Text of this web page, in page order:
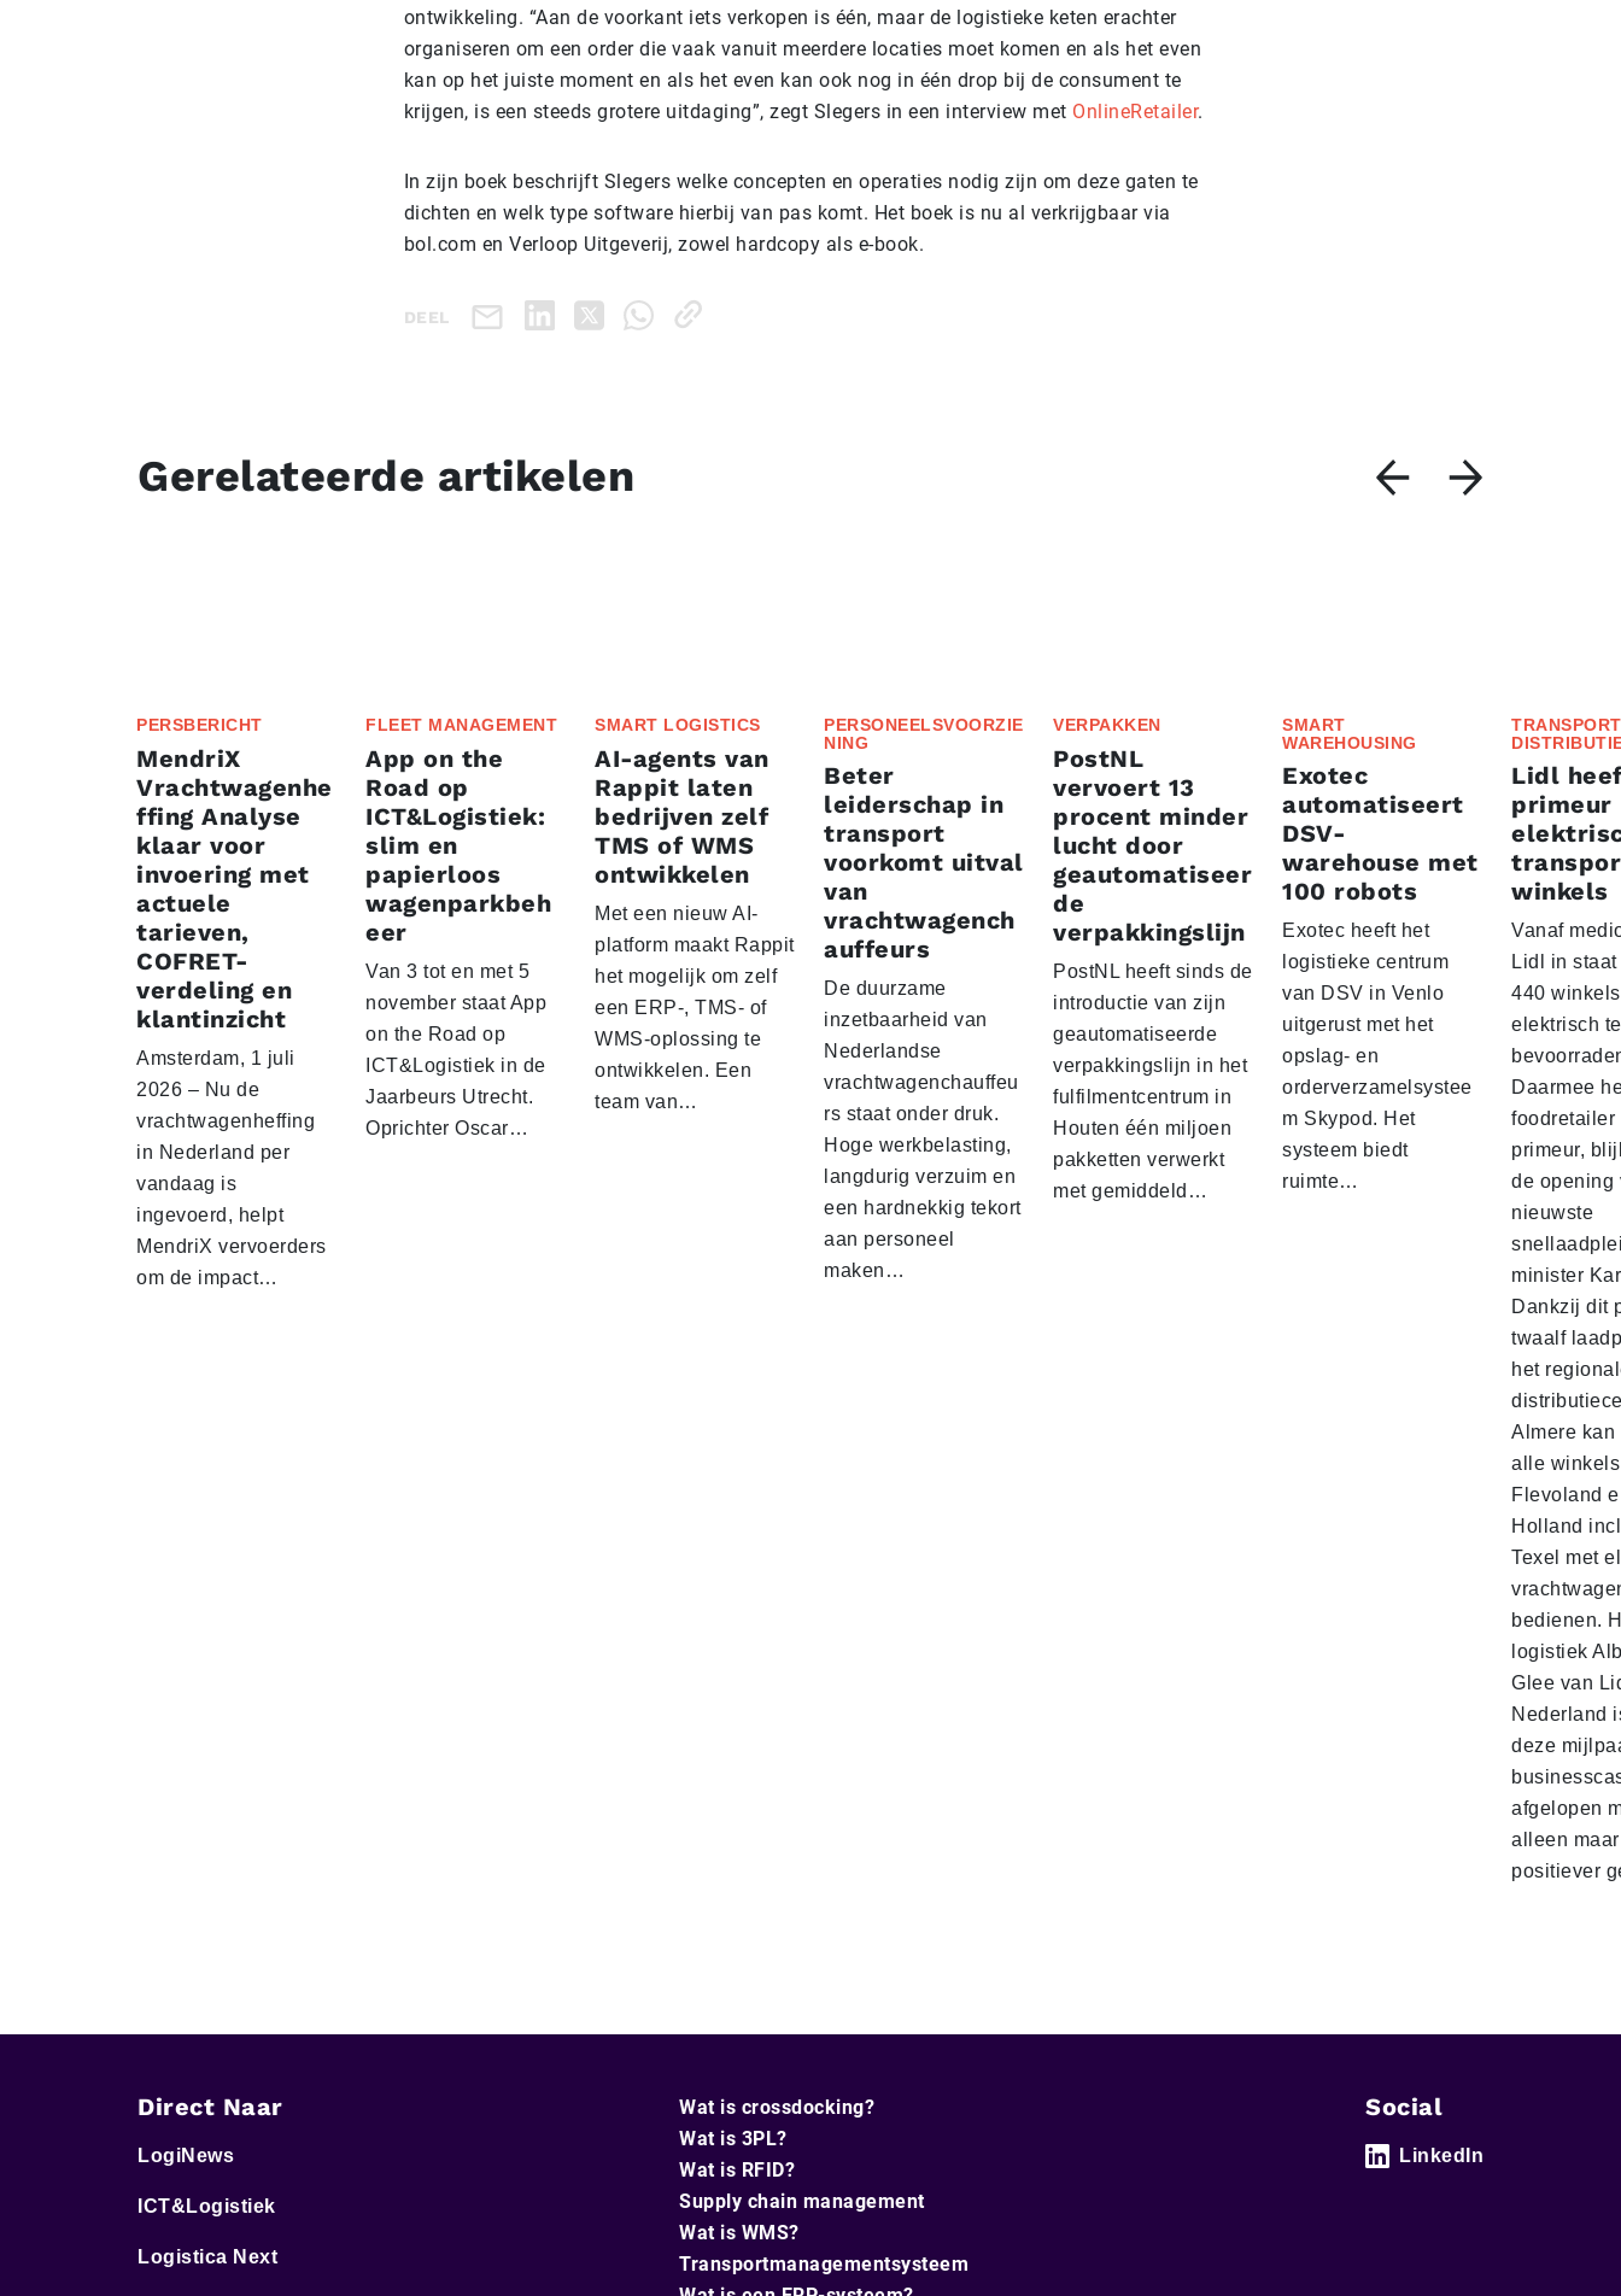
ontwikkeling. “Aan de voorkant iets verkopen is één, maar de logistieke keten erachter
organiseren om een order die vaak vanuit meerdere locaties moet komen en als het even
kan op het juiste moment en als het even kan ook nog in één drop bij de consument te
krijgen, is een steeds grotere uitdaging”, zegt Slegers in een interview met OnlineRetailer.
In zijn boek beschrijft Slegers welke concepten en operaties nodig zijn om deze gaten te
dichten en welk type software hierbij van pas komt. Het boek is nu al verkrijgbaar via
bol.com en Verloop Uitgeverij, zowel hardcopy als e-book.
DEEL
Gerelateerde artikelen
PERSBERICHT
MendriX
Vrachtwagenhe
ffing Analyse
klaar voor
invoering met
actuele
tarieven,
COFRET-
verdeling en
klantinzicht
Amsterdam, 1 juli
2026 – Nu de
vrachtwagenheffing
in Nederland per
vandaag is
ingevoerd, helpt
MendriX vervoerders
om de impact…
FLEET MANAGEMENT
App on the
Road op
ICT&Logistiek:
slim en
papierloos
wagenparkbeh
eer
Van 3 tot en met 5
november staat App
on the Road op
ICT&Logistiek in de
Jaarbeurs Utrecht.
Oprichter Oscar…
SMART LOGISTICS
AI-agents van
Rappit laten
bedrijven zelf
TMS of WMS
ontwikkelen
Met een nieuw AI-
platform maakt Rappit
het mogelijk om zelf
een ERP-, TMS- of
WMS-oplossing te
ontwikkelen. Een
team van…
PERSONEELSVOORZIE
NING
Beter
leiderschap in
transport
voorkomt uitval
van
vrachtwagench
auffeurs
De duurzame
inzetbaarheid van
Nederlandse
vrachtwagenchauffeu
rs staat onder druk.
Hoge werkbelasting,
langdurig verzuim en
een hardnekkig tekort
aan personeel
maken…
VERPAKKEN
PostNL
vervoert 13
procent minder
lucht door
geautomatiseer
de
verpakkingslijn
PostNL heeft sinds de
introductie van zijn
geautomatiseerde
verpakkingslijn in het
fulfilmentcentrum in
Houten één miljoen
pakketten verwerkt
met gemiddeld…
SMART
WAREHOUSING
Exotec
automatiseert
DSV-
warehouse met
100 robots
Exotec heeft het
logistieke centrum
van DSV in Venlo
uitgerust met het
opslag- en
orderverzamelsystee
m Skypod. Het
systeem biedt
ruimte…
Lidl
primeur
winkels
Vanaf
Lidl in
440 winkels
elektrisch te
Daarmee
foodretailer
primeur,
de opening
nieuwste
minister
Dankzij dit
twaalf
het
Almere
alle
Flevoland
Holland
Texel met
bedienen.
logistiek
Glee van
Nederland
deze
afgelopen
alleen maar
positiever
Direct Naar
LogiNews
ICT&Logistiek
Logistica Next
Wat is crossdocking?
Wat is 3PL?
Wat is RFID?
Supply chain management
Wat is WMS?
Transportmanagementsysteem
Social
LinkedIn